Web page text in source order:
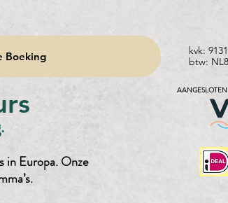
Boeking
in Europa. Onze
kvk:
btw: